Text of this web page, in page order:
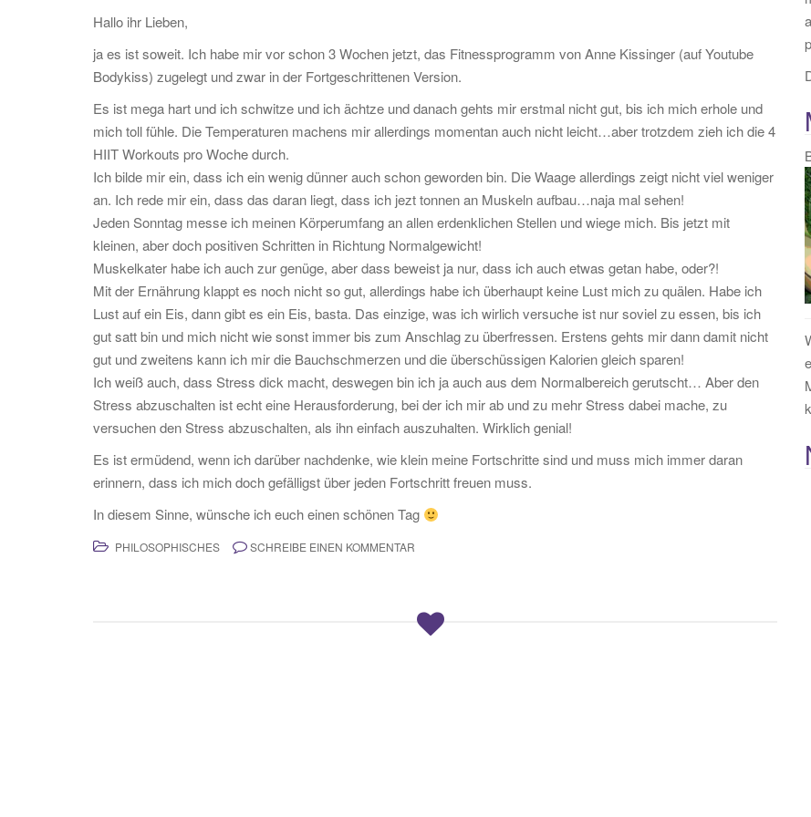
Hallo ihr Lieben,
ja es ist soweit. Ich habe mir vor schon 3 Wochen jetzt, das Fitnessprogramm von Anne Kissinger (auf Youtube
Bodykiss) zugelegt und zwar in der Fortgeschrittenen Version.
Es ist mega hart und ich schwitze und ich ächtze und danach gehts mir erstmal nicht gut, bis ich mich erhole und
mich toll fühle. Die Temperaturen machens mir allerdings momentan auch nicht leicht…aber trotzdem zieh ich die 4
HIIT Workouts pro Woche durch.
Ich bilde mir ein, dass ich ein wenig dünner auch schon geworden bin. Die Waage allerdings zeigt nicht viel weniger
an. Ich rede mir ein, dass das daran liegt, dass ich jezt tonnen an Muskeln aufbau…naja mal sehen!
Jeden Sonntag messe ich meinen Körperumfang an allen erdenklichen Stellen und wiege mich. Bis jetzt mit
kleinen, aber doch positiven Schritten in Richtung Normalgewicht!
Muskelkater habe ich auch zur genüge, aber dass beweist ja nur, dass ich auch etwas getan habe, oder?!
Mit der Ernährung klappt es noch nicht so gut, allerdings habe ich überhaupt keine Lust mich zu quälen. Habe ich
Lust auf ein Eis, dann gibt es ein Eis, basta. Das einzige, was ich wirlich versuche ist nur soviel zu essen, bis ich
gut satt bin und mich nicht wie sonst immer bis zum Anschlag zu überfressen. Erstens gehts mir dann damit nicht
gut und zweitens kann ich mir die Bauchschmerzen und die überschüssigen Kalorien gleich sparen!
Ich weiß auch, dass Stress dick macht, deswegen bin ich ja auch aus dem Normalbereich gerutscht… Aber den
Stress abzuschalten ist echt eine Herausforderung, bei der ich mir ab und zu mehr Stress dabei mache, zu
versuchen den Stress abzuschalten, als ihn einfach auszuhalten. Wirklich genial!
Es ist ermüdend, wenn ich darüber nachdenke, wie klein meine Fortschritte sind und muss mich immer daran
erinnern, dass ich mich doch gefälligst über jeden Fortschritt freuen muss.
In diesem Sinne, wünsche ich euch einen schönen Tag
PHILOSOPHISCHES SCHREIBE EINEN KOMMENTAR